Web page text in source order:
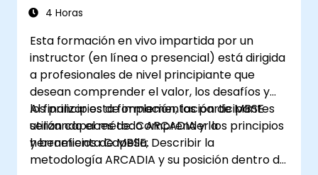
4 Horas
Esta formación en vivo impartida por un
instructor (en línea o presencial) está dirigida
a profesionales de nivel principiante que
desean comprender el valor, los desafíos y
los principios de implementación de MBSE
utilizando el método ARCADIA y la
herramienta Capella.
Al finalizar esta formación, los participantes
serán capaces de: Comprender los principios
y beneficios de MBSE; Describir la
metodología ARCADIA y su posición dentro de